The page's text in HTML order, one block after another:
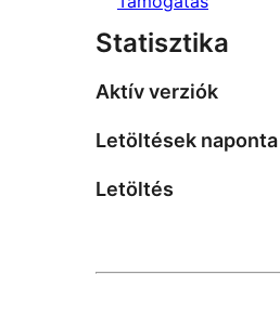
Statisztika
Aktív verziók
Letöltések naponta
Letöltés